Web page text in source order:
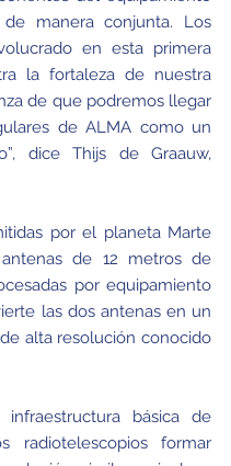
manera conjunta. Los
en esta primera
la fortaleza de nuestra
de que podremos llegar
de ALMA como un
dice Thijs de Graauw,
por el planeta Marte
de 12 metros de
por equipamiento
las dos antenas en un
alta resolución conocido
básica de
radiotelescopios formar